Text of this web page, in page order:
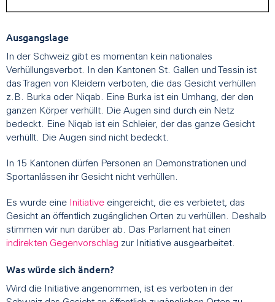
Ausgangslage
In der Schweiz gibt es momentan kein nationales
Verhüllungsverbot. In den Kantonen St. Gallen und Tessin ist
das Tragen von Kleidern verboten, die das Gesicht verhüllen
z.B. Burka oder Niqab. Eine Burka ist ein Umhang, der den
ganzen Körper verhüllt. Die Augen sind durch ein Netz
bedeckt. Eine Niqab ist ein Schleier, der das ganze Gesicht
verhüllt. Die Augen sind nicht bedeckt.
In 15 Kantonen dürfen Personen an Demonstrationen und
Sportanlässen ihr Gesicht nicht verhüllen.
Es wurde eine Initiative eingereicht, die es verbietet, das
Gesicht an öffentlich zugänglichen Orten zu verhüllen. Deshalb
stimmen wir nun darüber ab. Das Parlament hat einen
indirekten Gegenvorschlag zur Initiative ausgearbeitet.
Was würde sich ändern?
Wird die Initiative angenommen, ist es verboten in der